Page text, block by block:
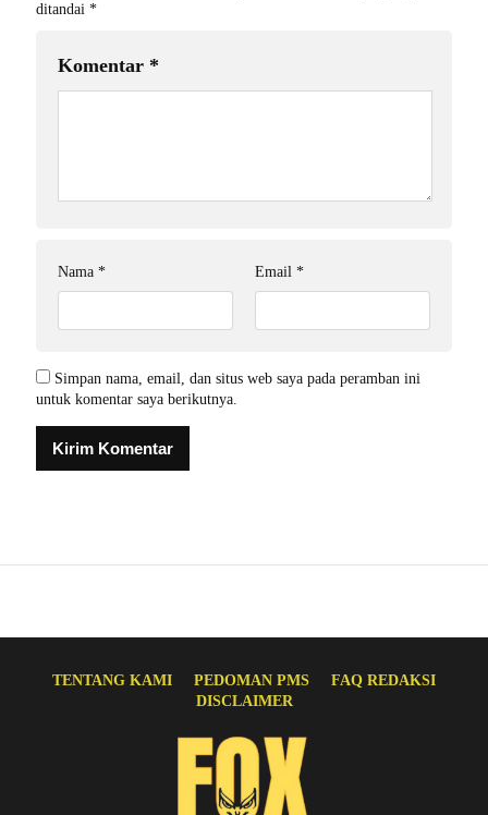
ditandai *
Komentar *
Nama * Email *
Simpan nama, email, dan situs web saya pada peramban ini
untuk komentar saya berikutnya.
TENTANG KAMI PEDOMAN PMS
FAQ REDAKSI
DISCLAIMER